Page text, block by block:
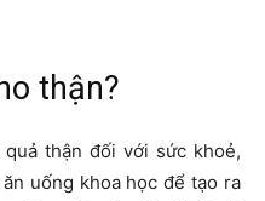
thận?
thận đối với sức khoẻ,
uống khoa học để tạo ra